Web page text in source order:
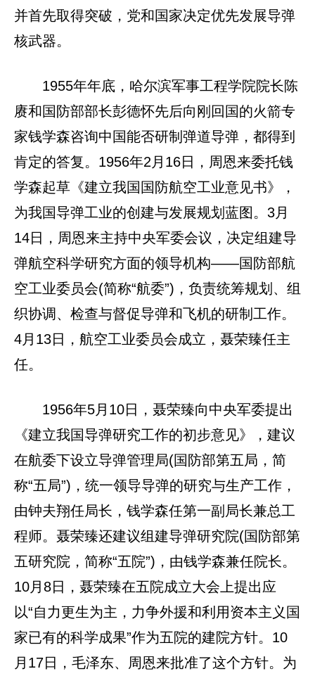
并首先取得突破，党和国家决定优先发展导弹
核武器。
1955年年底，哈尔滨军事工程学院院长陈
赓和国防部部长彭德怀先后向刚回国的火箭专
家钱学森咨询中国能否研制弹道导弹，都得到
肯定的答复。1956年2月16日，周恩来委托钱
学森起草《建立我国国防航空工业意见书》，
为我国导弹工业的创建与发展规划蓝图。3月
14日，周恩来主持中央军委会议，决定组建导
弹航空科学研究方面的领导机构——国防部航
空工业委员会(简称“航委”)，负责统筹规划、组
织协调、检查与督促导弹和飞机的研制工作。
4月13日，航空工业委员会成立，聂荣臻任主
任。
1956年5月10日，聂荣臻向中央军委提出
《建立我国导弹研究工作的初步意见》，建议
在航委下设立导弹管理局(国防部第五局，简
称“五局”)，统一领导导弹的研究与生产工作，
由钟夫翔任局长，钱学森任第一副局长兼总工
程师。聂荣臻还建议组建导弹研究院(国防部第
五研究院，简称“五院”)，由钱学森兼任院长。
10月8日，聂荣臻在五院成立大会上提出应
以“自力更生为主，力争外援和利用资本主义国
家已有的科学成果”作为五院的建院方针。10
月17日，毛泽东、周恩来批准了这个方针。为